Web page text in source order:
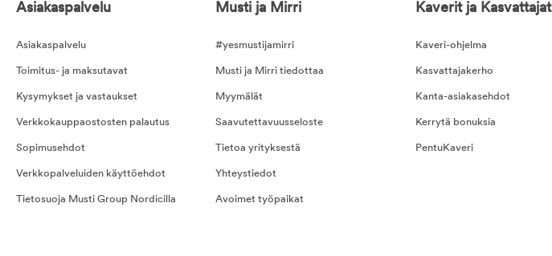
Asiakaspalvelu
Asiakaspalvelu
Toimitus- ja maksutavat
Kysymykset ja vastaukset
Verkkokauppaostosten palautus
Sopimusehdot
Verkkopalveluiden käyttöehdot
Tietosuoja Musti Group Nordicilla
Musti ja Mirri
#yesmustijamirri
Musti ja Mirri tiedottaa
Myymälät
Saavutettavuusseloste
Tietoa yrityksestä
Yhteystiedot
Avoimet työpaikat
Kaverit ja Kasvattajat
Kaveri-ohjelma
Kasvattajakerho
Kanta-asiakasehdot
Kerrytä bonuksia
PentuKaveri